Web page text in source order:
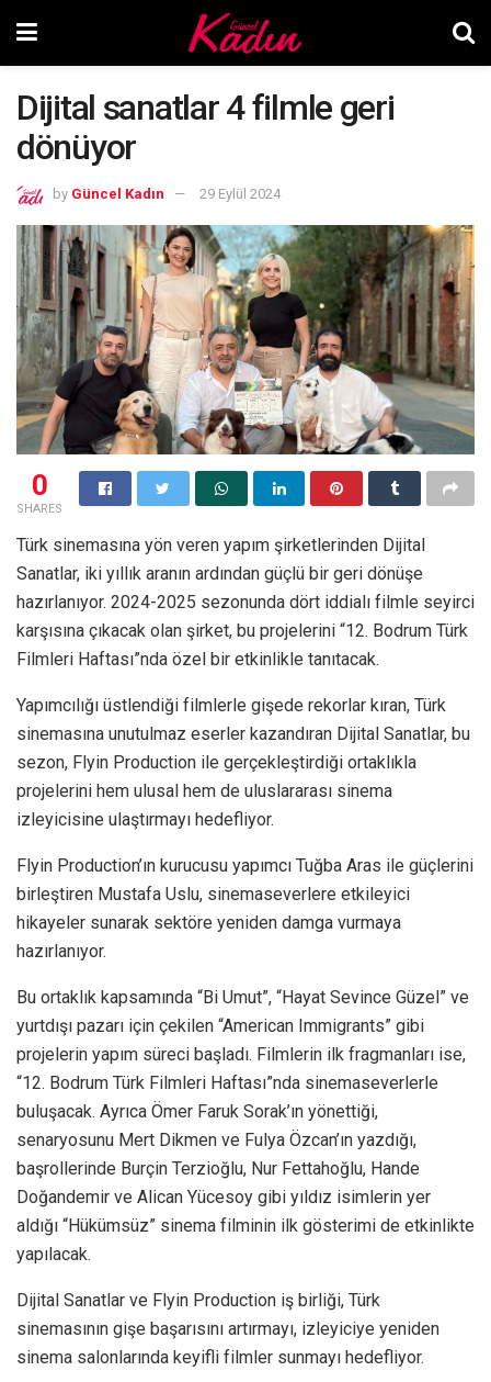
Dijital sanatlar 4 filmle geri
dönüyor
by Güncel Kadın 29 Eylül 2024
0
SHARES
Türk sinemasına yön veren yapım şirketlerinden Dijital
Sanatlar, iki yıllık aranın ardından güçlü bir geri dönüşe
hazırlanıyor. 2024-2025 sezonunda dört iddialı filmle seyirci
karşısına çıkacak olan şirket, bu projelerini “12. Bodrum Türk
Filmleri Haftası”nda özel bir etkinlikle tanıtacak.
Yapımcılığı üstlendiği filmlerle gişede rekorlar kıran, Türk
sinemasına unutulmaz eserler kazandıran Dijital Sanatlar, bu
sezon, Flyin Production ile gerçekleştirdiği ortaklıkla
projelerini hem ulusal hem de uluslararası sinema
izleyicisine ulaştırmayı hedefliyor.
Flyin Production’ın kurucusu yapımcı Tuğba Aras ile güçlerini
birleştiren Mustafa Uslu, sinemaseverlere etkileyici
hikayeler sunarak sektöre yeniden damga vurmaya
hazırlanıyor.
Bu ortaklık kapsamında “Bi Umut”, “Hayat Sevince Güzel” ve
yurtdışı pazarı için çekilen “American Immigrants” gibi
projelerin yapım süreci başladı. Filmlerin ilk fragmanları ise,
“12. Bodrum Türk Filmleri Haftası”nda sinemaseverlerle
buluşacak. Ayrıca Ömer Faruk Sorak’ın yönettiği,
senaryosunu Mert Dikmen ve Fulya Özcan’ın yazdığı,
başrollerinde Burçin Terzioğlu, Nur Fettahoğlu, Hande
Doğandemir ve Alican Yücesoy gibi yıldız isimlerin yer
aldığı “Hükümsüz” sinema filminin ilk gösterimi de etkinlikte
yapılacak.
Dijital Sanatlar ve Flyin Production iş birliği, Türk
sinemasının gişe başarısını artırmayı, izleyiciye yeniden
sinema salonlarında keyifli filmler sunmayı hedefliyor.